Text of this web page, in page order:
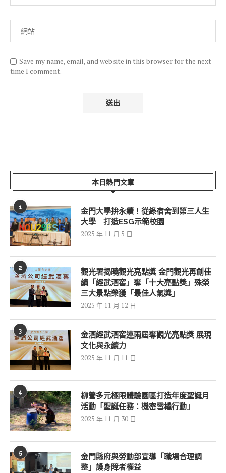
Save my name, email, and website in this browser for the next
time I comment.
本日熱門文章
1
金門大學拚永續！從綠宿舍到第三人生
大學 打造ESG示範校園
2025 年 11 月 5 日
2
觀光署揭曉觀光亮點獎 金門觀光再創佳
績「經武酒窖」奪「十大亮點獎」殊榮
三大景點榮獲「最佳人氣獎」
2025 年 11 月 12 日
3
金酒經武酒窖連兩屆奪觀光亮點獎 展現
文化與永續力
2025 年 11 月 11 日
4
柳營多元極限體驗園區打造年度聖誕月
活動「聖誕任務：機密雪橇行動」
2025 年 11 月 30 日
5
金門縣府與勞動部宣導「職場合理調
整」護身障者權益